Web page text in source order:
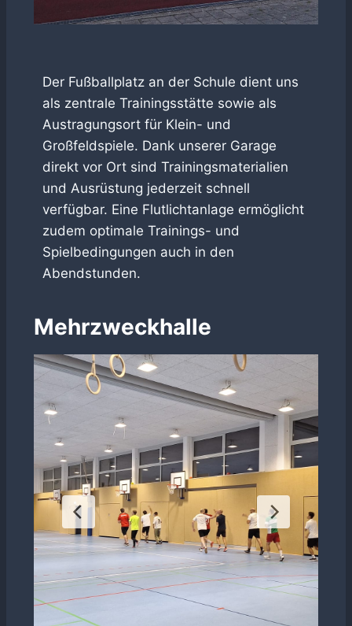
Der Fußballplatz an der Schule dient uns
als zentrale Trainingsstätte sowie als
Austragungsort für Klein- und
Großfeldspiele. Dank unserer Garage
direkt vor Ort sind Trainingsmaterialien
und Ausrüstung jederzeit schnell
verfügbar. Eine Flutlichtanlage ermöglicht
zudem optimale Trainings- und
Spielbedingungen auch in den
Abendstunden.
Mehrzweckhalle